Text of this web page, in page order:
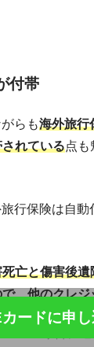
7.0％
付帯
らも海外旅行
れている点も
行保険は自動
亡と傷害後
、他のクレ
るクレジットカ
ードに申し